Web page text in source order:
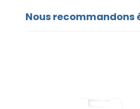
Nous recommandons